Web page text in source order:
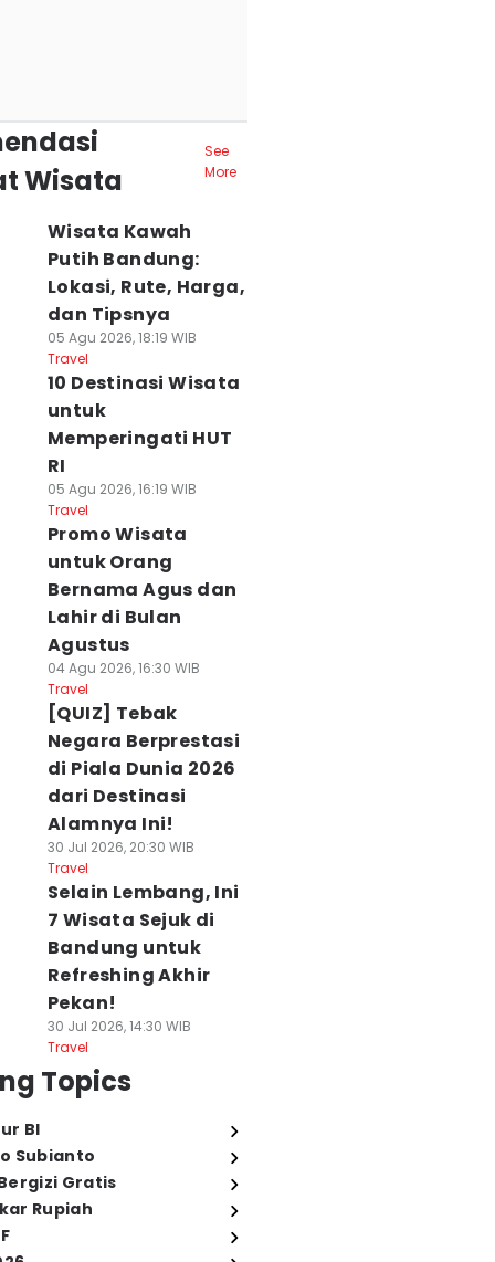
Wisata
See
More
Wisata Kawah
Putih Bandung:
Lokasi, Rute, Harga,
dan Tipsnya
05 Agu 2026, 18:19 WIB
Travel
10 Destinasi Wisata
untuk
Memperingati HUT
RI
05 Agu 2026, 16:19 WIB
Travel
Promo Wisata
untuk Orang
Bernama Agus dan
Lahir di Bulan
Agustus
04 Agu 2026, 16:30 WIB
Travel
[QUIZ] Tebak
Negara Berprestasi
di Piala Dunia 2026
dari Destinasi
Alamnya Ini!
30 Jul 2026, 20:30 WIB
Travel
Selain Lembang, Ini
7 Wisata Sejuk di
Bandung untuk
Refreshing Akhir
Pekan!
30 Jul 2026, 14:30 WIB
Travel
Topics
BI
Subianto
Gratis
Rupiah